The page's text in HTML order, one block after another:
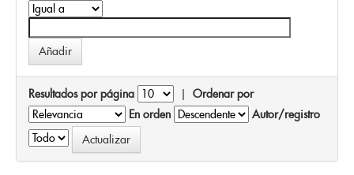
Resultados por página | Ordenar por
En orden
Autor/registro